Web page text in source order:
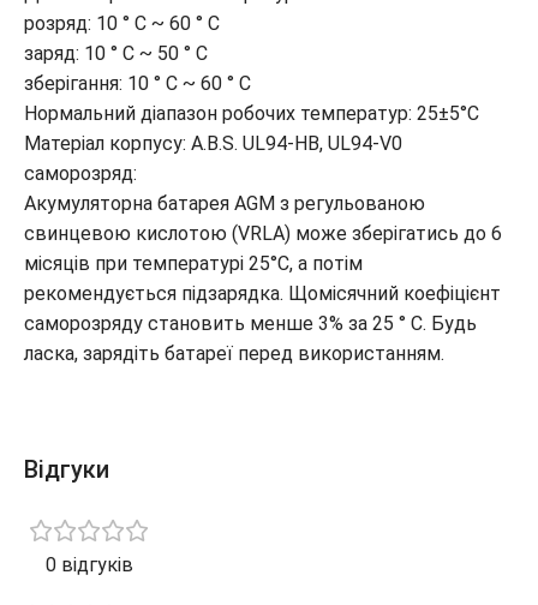
розряд: 10 ° C ~ 60 ° C
заряд: 10 ° C ~ 50 ° C
зберігання: 10 ° C ~ 60 ° C
Нормальний діапазон робочих температур: 25±5°C
Матеріал корпусу: A.В.S. UL94-HB, UL94-V0
саморозряд:
Акумуляторна батарея AGM з регульованою
свинцевою кислотою (VRLA) може зберігатись до 6
місяців при температурі 25°C, а потім
рекомендується підзарядка. Щомісячний коефіцієнт
саморозряду становить менше 3% за 25 ° C. Будь
ласка, зарядіть батареї перед використанням.
Відгуки
0 відгуків